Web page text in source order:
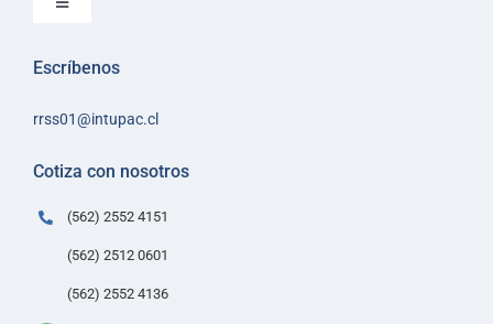
Toggle
Política de Ventas
Escríbenos
rrss01@intupac.cl
Cotiza con nosotros
(562) 2552 4151
(562) 2512 0601
(562) 2552 4136